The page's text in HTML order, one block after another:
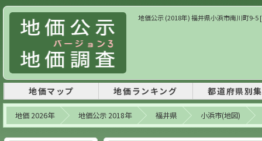
地価公示 (2018年) 福井県小浜市南川町9-
地価マップ 地価ランキング 都道府県別
地価 2026年 地価公示 2018年 福井県 小浜市(地図)